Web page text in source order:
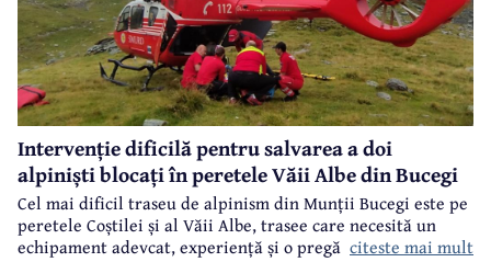
Intervenție dificilă pentru salvarea a doi
alpiniști blocați în peretele Văii Albe din Bucegi
Cel mai dificil traseu de alpinism din Munții Bucegi este pe
peretele Coștilei și al Văii Albe, trasee care necesită un
echipament adevcat, experiență și o pregătire specifică.
citeste mai mult